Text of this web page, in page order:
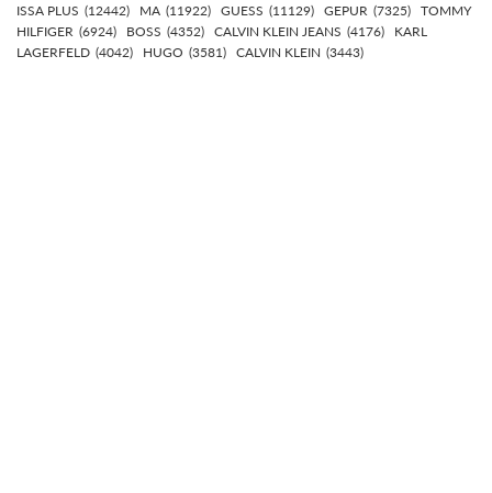
ISSA PLUS (12442) MA (11922) GUESS (11129) GEPUR (7325) TOMMY
HILFIGER (6924) BOSS (4352) CALVIN KLEIN JEANS (4176)
KARL
LAGERFELD (4042) HUGO (3581) CALVIN KLEIN (3443)